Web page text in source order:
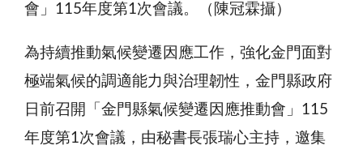
會」115年度第1次會議。（陳冠霖攝）
為持續推動氣候變遷因應工作，強化金門面對
極端氣候的調適能力與治理韌性，金門縣政府
日前召開「金門縣氣候變遷因應推動會」115
年度第1次會議，由秘書長張瑞心主持，邀集